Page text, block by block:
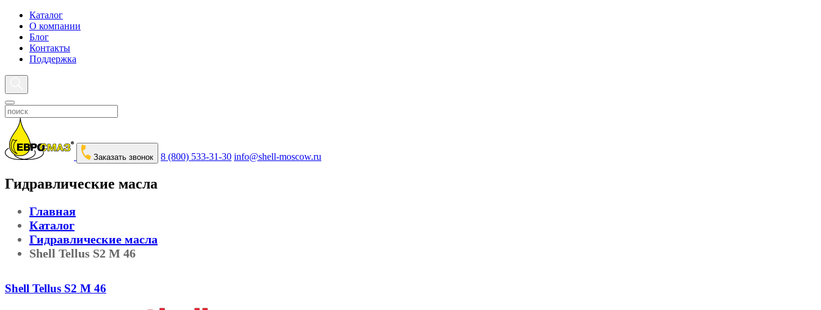
Каталог
О компании
Блог
Контакты
Поддержка
Заказать звонок 8 (800) 533-31-30 info@shell-moscow.ru
Гидравлические масла
Главная
Каталог
Гидравлические масла
Shell Tellus S2 M 46
Shell Tellus S2 M 46